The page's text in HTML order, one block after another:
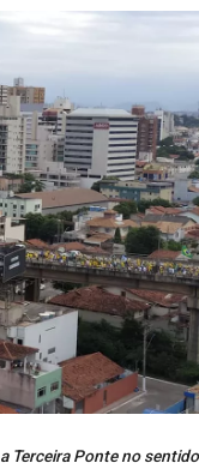
Terceira Ponte no sentido